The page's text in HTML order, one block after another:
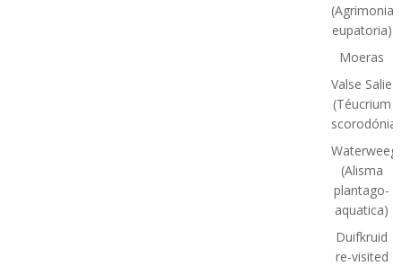
(Agrimonia
eupatoria)
Moeras
Valse Salie
(Téucrium
scorodónia)
(Alisma
plantago-
aquatica)
Duifkruid
re-visited